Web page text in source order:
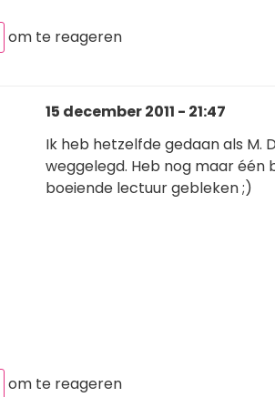
om te reageren
15 december 2011 - 21:47
Ik heb hetzelfde gedaan als M.
weggelegd. Heb nog maar één
boeiende lectuur gebleken ;)
om te reageren